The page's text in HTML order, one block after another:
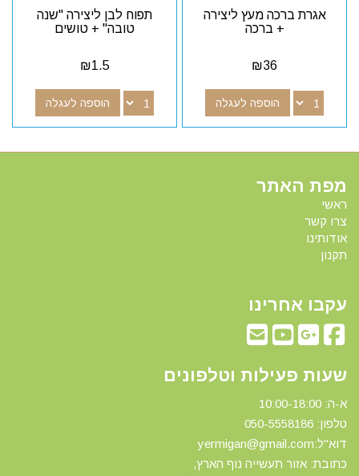
אגרת ברכה מעץ ליצירה
+ ברכה
₪36
הוספה לעגלה
תפוח לבן ליצירה "שנה
טובה" + טושים
₪1.5
הוספה לעגלה
מפת האתר
ראשי
צרו קשר
אודותינו
תקנון
עקבו אחרינו
שעות פעילות וטלפונים
א-ה: 10:00-18:00
טלפון: 0 50-5558186
דוא"ל:yermigan@gmail.com
כתובת: אזור תעשייה נוף הארץ,